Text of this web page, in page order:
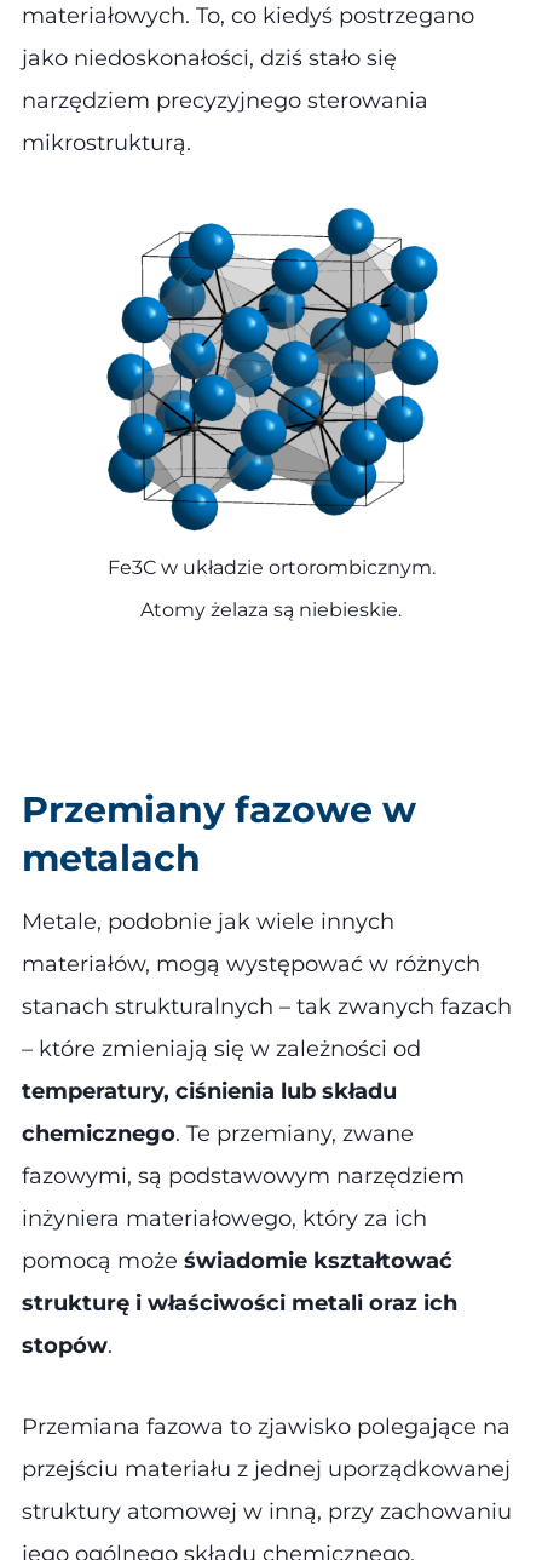
materiałowych. To, co kiedyś postrzegano
jako niedoskonałości, dziś stało się
narzędziem precyzyjnego sterowania
mikrostrukturą.
Fe3C w układzie ortorombicznym.
Atomy żelaza są niebieskie.
Przemiany fazowe w
metalach
Metale, podobnie jak wiele innych
materiałów, mogą występować w różnych
stanach strukturalnych – tak zwanych fazach
– które zmieniają się w zależności od
temperatury, ciśnienia lub składu
chemicznego. Te przemiany, zwane
fazowymi, są podstawowym narzędziem
inżyniera materiałowego, który za ich
pomocą może świadomie kształtować
strukturę i właściwości metali oraz ich
stopów.
Przemiana fazowa to zjawisko polegające na
przejściu materiału z jednej uporządkowanej
struktury atomowej w inną, przy zachowaniu
jego ogólnego składu chemicznego.